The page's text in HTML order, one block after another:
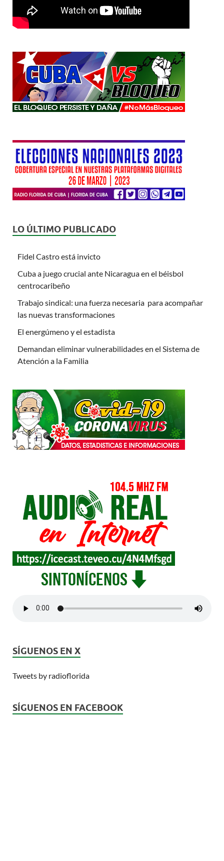
LO ÚLTIMO PUBLICADO
Fidel Castro está invicto
Cuba a juego crucial ante Nicaragua en el béisbol
centrocaribeño
Trabajo sindical: una fuerza necesaria para acompañar
las nuevas transformaciones
El energúmeno y el estadista
Demandan eliminar vulnerabilidades en el Sistema de
Atención a la Familia
SÍGUENOS EN X
Tweets by radioflorida
SÍGUENOS EN FACEBOOK